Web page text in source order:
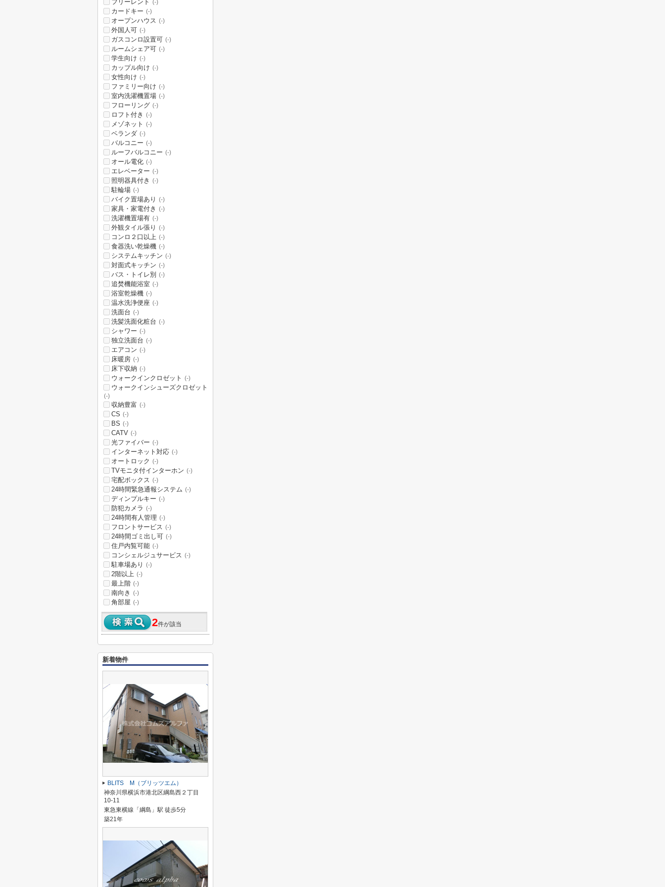
フリーレント (-)
カードキー (-)
オープンハウス (-)
外国人可 (-)
ガスコンロ設置可 (-)
ルームシェア可 (-)
学生向け (-)
カップル向け (-)
女性向け (-)
ファミリー向け (-)
室内洗濯機置場 (-)
フローリング (-)
ロフト付き (-)
メゾネット (-)
ベランダ (-)
バルコニー (-)
ルーフバルコニー (-)
オール電化 (-)
エレベーター (-)
照明器具付き (-)
駐輪場 (-)
バイク置場あり (-)
家具・家電付き (-)
洗濯機置場有 (-)
外観タイル張り (-)
コンロ２口以上 (-)
食器洗い乾燥機 (-)
システムキッチン (-)
対面式キッチン (-)
バス・トイレ別 (-)
追焚機能浴室 (-)
浴室乾燥機 (-)
温水洗浄便座 (-)
洗面台 (-)
洗髪洗面化粧台 (-)
シャワー (-)
独立洗面台 (-)
エアコン (-)
床暖房 (-)
床下収納 (-)
ウォークインクロゼット (-)
ウォークインシューズクロゼット
(-)
収納豊富 (-)
CS (-)
BS (-)
CATV (-)
光ファイバー (-)
インターネット対応 (-)
オートロック (-)
TVモニタ付インターホン (-)
宅配ボックス (-)
24時間緊急通報システム (-)
ディンプルキー (-)
防犯カメラ (-)
24時間有人管理 (-)
フロントサービス (-)
24時間ゴミ出し可 (-)
住戸内覧可能 (-)
コンシェルジュサービス (-)
駐車場あり (-)
2階以上 (-)
最上階 (-)
南向き (-)
角部屋 (-)
2件が該当
新着物件
BLITS M（ブリッツエム）
神奈川県横浜市港北区綱島西２丁目
10-11
東急東横線「綱島」駅 徒歩5分
築21年